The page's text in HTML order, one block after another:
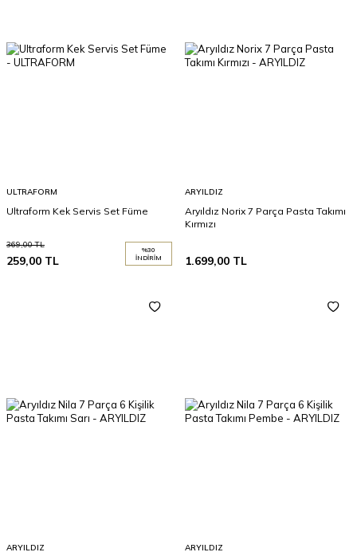
ULTRAFORM
Ultraform Kek Servis Set Füme
369,00TL
259,00 TL
%30
İNDIRIM
ARYILDIZ
Aryıldız Norix 7 Parça Pasta Takımı
Kırmızı
1.699,00 TL
ARYILDIZ ARYILDIZ